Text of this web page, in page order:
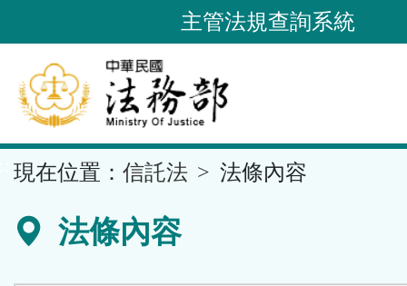
到
要
內
容
區
主管法規查詢系統
現在位置： 信託法 法條內容
法條內容